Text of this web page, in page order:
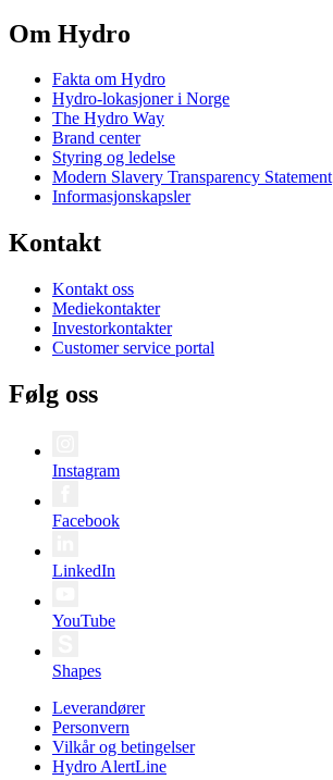
Om Hydro
Fakta om Hydro
Hydro-lokasjoner i Norge
The Hydro Way
Brand center
Styring og ledelse
Modern Slavery Transparency Statement
Informasjonskapsler
Kontakt
Kontakt oss
Mediekontakter
Investorkontakter
Customer service portal
Følg oss
Instagram
Facebook
LinkedIn
YouTube
Shapes
Leverandører
Personvern
Vilkår og betingelser
Hydro AlertLine